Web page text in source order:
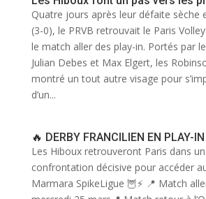
Quatre jours après leur défaite sèche
(3-0), le PRVB retrouvait le Paris
le match aller des play-in. Portés par
Julian Debes et Max Elgert, les
montré un tout autre visage pour
d’un...
🔥 DERBY FRANCILIEN EN PLAY-IN
Les Hiboux retrouveront Paris dans
confrontation décisive pour accéder
Marmara SpikeLigue 🦉⚡️ 📍 Match